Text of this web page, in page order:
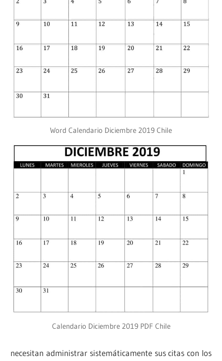
Word Calendario Diciembre 2019 Chile
Calendario Diciembre 2019 PDF Chile
necesitan administrar sistemáticamente sus citas con los